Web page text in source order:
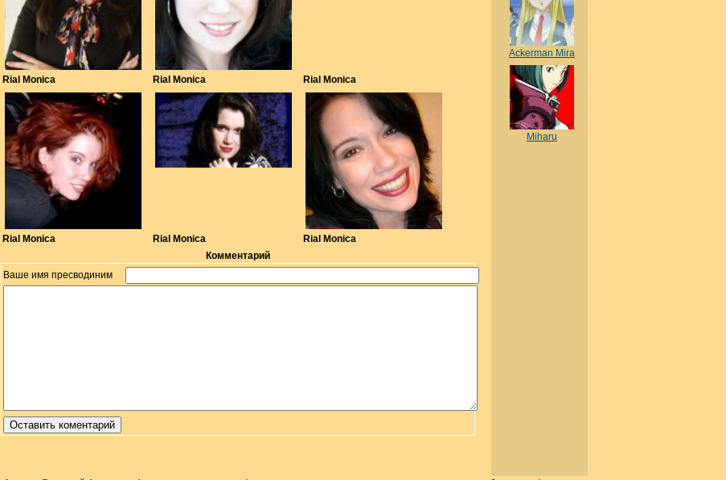
Rial Monica Rial Monica Rial Monica
Rial Monica Rial Monica
Rial Monica
Комментарий
Ваше имя пресводиним
Ackerman Mira
Miharu